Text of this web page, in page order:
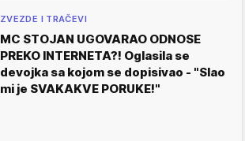
ZVEZDE I TRAČEVI
MC STOJAN UGOVARAO ODNOSE
PREKO INTERNETA?! Oglasila se
devojka sa kojom se dopisivao - "Slao
mi je SVAKAKVE PORUKE!"